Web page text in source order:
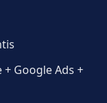
Google Ads +